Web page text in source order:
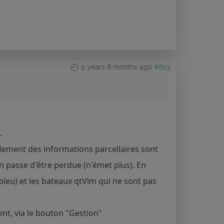
5 years 8 months ago #623
des informations parcellaires sont
passe d'être perdue (n'émet plus). En
et les bateaux qtVlm qui ne sont pas
via le bouton "Gestion"